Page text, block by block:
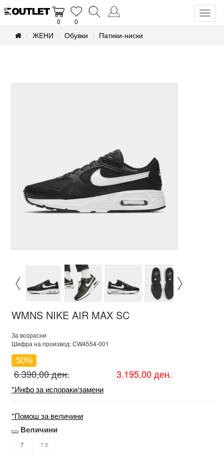
0 0
ЖЕНИ Обувки Патики-ниски
WMNS NIKE AIR MAX SC
За возрасни
Шифра на производ: CW4554-001
50%
6.390,00 ден. 3.195,00 ден.
*Инфо за испораки/замени
*Помош за величини
Величини
7 7.5